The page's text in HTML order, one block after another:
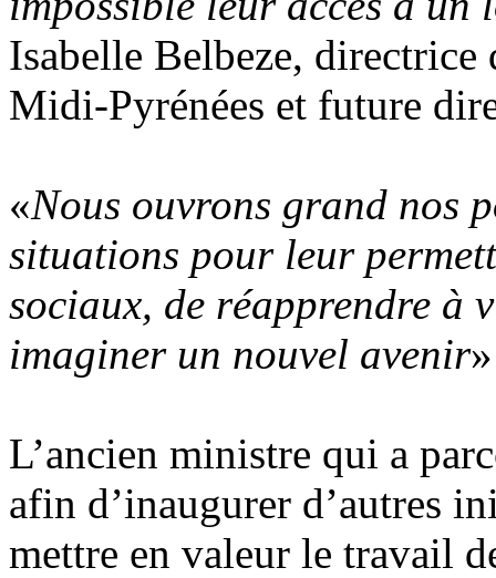
Isabelle Belbeze, directrice
Midi-Pyrénées et future
«Nous ouvrons grand nos
situations pour leur
sociaux, de réapprendre à
imaginer un nouvel avenir
L’ancien ministre qui a
afin d’inaugurer d’autres
mettre en valeur le travail